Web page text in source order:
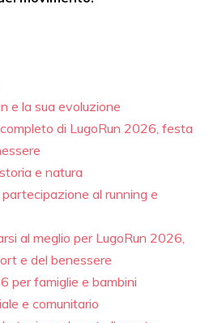
e la sua evoluzione
di LugoRun 2026, festa
e natura
al running e
al meglio per LugoRun 2026,
e del benessere
per famiglie e bambini
e comunitario